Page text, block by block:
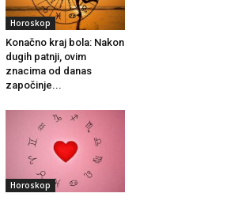
Horoskop
Konačno kraj bola: Nakon
dugih patnji, ovim
znacima od danas
započinje...
Horoskop